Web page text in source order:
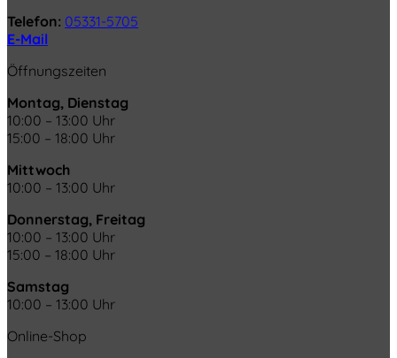
Telefon: 05331-5705
E-Mail
Öffnungszeiten
Montag, Dienstag
10:00 – 13:00 Uhr
15:00 – 18:00 Uhr
Mittwoch
10:00 – 13:00 Uhr
Donnerstag, Freitag
10:00 – 13:00 Uhr
15:00 – 18:00 Uhr
Samstag
10:00 – 13:00 Uhr
Online-Shop